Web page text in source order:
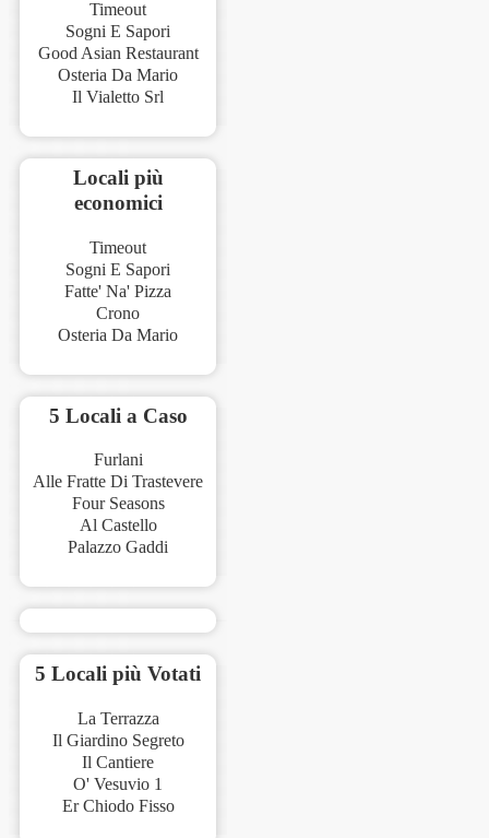
Timeout
Sogni E Sapori
Good Asian Restaurant
Osteria Da Mario
Il Vialetto Srl
Locali più
economici
Timeout
Sogni E Sapori
Fatte' Na' Pizza
Crono
Osteria Da Mario
5 Locali a Caso
Furlani
Alle Fratte Di Trastevere
Four Seasons
Al Castello
Palazzo Gaddi
5 Locali più Votati
La Terrazza
Il Giardino Segreto
Il Cantiere
O' Vesuvio 1
Er Chiodo Fisso